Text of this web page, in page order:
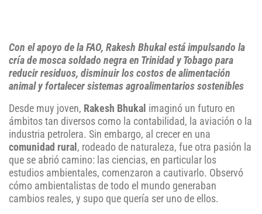
Con el apoyo de la FAO, Rakesh Bhukal está impulsando la
cría de mosca soldado negra en Trinidad y Tobago para
reducir residuos, disminuir los costos de alimentación
animal y fortalecer sistemas agroalimentarios sostenibles
Desde muy joven, Rakesh Bhukal imaginó un futuro en
ámbitos tan diversos como la contabilidad, la aviación o la
industria petrolera. Sin embargo, al crecer en una
comunidad rural , rodeado de naturaleza, fue otra pasión la
que se abrió camino: las ciencias, en particular los
estudios ambientales, comenzaron a cautivarlo. Observó
cómo ambientalistas de todo el mundo generaban
cambios reales, y supo que quería ser uno de ellos.